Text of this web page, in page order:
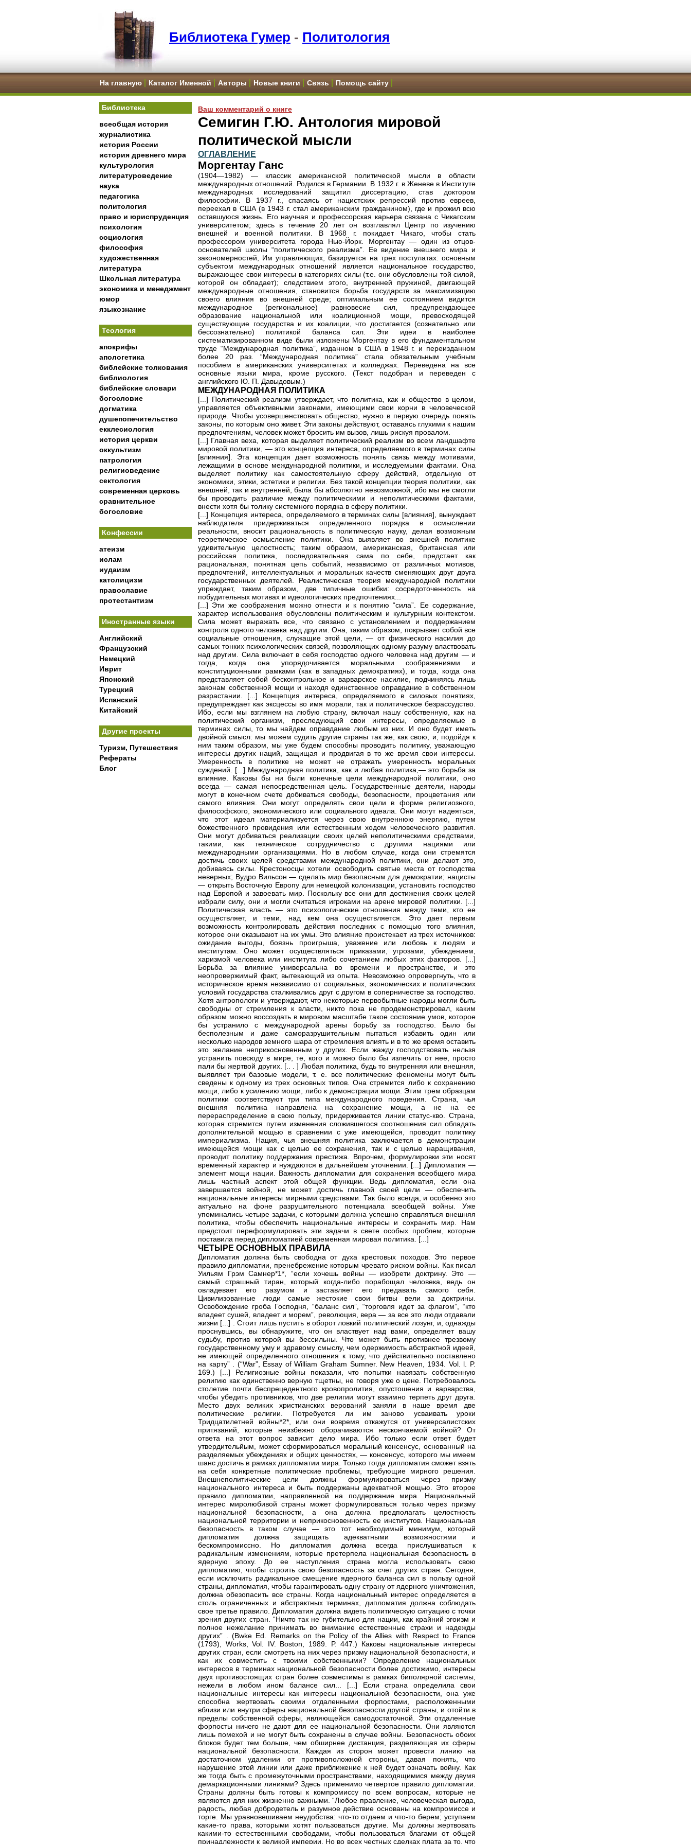
Библиотека Гумер - Политология
На главную Каталог Именной Авторы Новые книги Связь Помощь сайту
Библиотека
всеобщая история
журналистика
история России
история древнего мира
культурология
литературоведение
наука
педагогика
политология
право и юриспруденция
психология
социология
философия
художественная
литература
Школьная литература
экономика и менеджмент
юмор
языкознание
Теология
апокрифы
апологетика
библейские толкования
библиология
библейские словари
богословие
догматика
душепопечительство
екклесиология
история церкви
оккультизм
патрология
религиоведение
сектология
современная церковь
сравнительное
богословие
Конфессии
атеизм
ислам
иудаизм
католицизм
православие
протестантизм
Иностранные языки
Английский
Французский
Немецкий
Иврит
Японский
Турецкий
Испанский
Китайский
Другие проекты
Туризм, Путешествия
Рефераты
Блог
Ваш комментарий о книге
Семигин Г.Ю. Антология мировой
политической мысли
ОГЛАВЛЕНИЕ
Моргентау Ганс
(1904—1982) — классик американской политической мысли в области
международных отношений. Родился в Германии. В 1932 г. в Женеве в Институте
международных исследований защитил диссертацию, став доктором
философии. В 1937 г., спасаясь от нацистских репрессий против евреев,
переехал в США (в 1943 г. стал американским гражданином), где и прожил всю
оставшуюся жизнь. Его научная и профессорская карьера связана с Чикагским
университетом; здесь в течение 20 лет он возглавлял Центр по изучению
внешней и военной политики. В 1968 г. покидает Чикаго, чтобы стать
профессором университета города Нью-Йорк. Моргентау — один из отцов-
основателей школы “политического реализма”. Ее видение внешнего мира и
закономерностей, Им управляющих, базируется на трех постулатах: основным
субъектом международных отношений является национальное государство,
выражающее свои интересы в категориях силы (т.е. они обусловлены той силой,
которой он обладает); следствием этого, внутренней пружиной, двигающей
международные отношения, становится борьба государств за максимизацию
своего влияния во внешней среде; оптимальным ее состоянием видится
международное (региональное) равновесие сил, предупреждающее
образование национальной или коалиционной мощи, превосходящей
существующие государства и их коалиции, что достигается (сознательно или
бессознательно) политикой баланса сил. Эти идеи в наиболее
систематизированном виде были изложены Моргентау в его фундаментальном
труде “Международная политика”, изданном в США в 1948 г. и переизданном
более 20 раз. “Международная политика” стала обязательным учебным
пособием в американских университетах и колледжах. Переведена на все
основные языки мира, кроме русского. (Текст подобран и переведен с
английского Ю. П. Давыдовым.)
МЕЖДУНАРОДНАЯ ПОЛИТИКА
[...] Политический реализм утверждает, что политика, как и общество в целом,
управляется объективными законами, имеющими свои корни в человеческой
природе. Чтобы усовершенствовать общество, нужно в первую очередь понять
законы, по которым оно живет. Эти законы действуют, оставаясь глухими к нашим
предпочтениям, человек может бросить им вызов, лишь рискуя провалом.
[...] Главная веха, которая выделяет политический реализм во всем ландшафте
мировой политики, — это концепция интереса, определяемого в терминах силы
[влияния]. Эта концепция дает возможность понять связь между мотивами,
лежащими в основе международной политики, и исследуемыми фактами. Она
выделяет политику как самостоятельную сферу действий, отдельную от
экономики, этики, эстетики и религии. Без такой концепции теория политики, как
внешней, так и внутренней, была бы абсолютно невозможной, ибо мы не смогли
бы проводить различие между политическими и неполитическими фактами,
внести хотя бы толику системного порядка в сферу политики.
[...] Концепция интереса, определяемого в терминах силы [влияния], вынуждает
наблюдателя придерживаться определенного порядка в осмыслении
реальности, вносит рациональность в политическую науку, делая возможным
теоретическое осмысление политики. Она выявляет во внешней политике
удивительную целостность; таким образом, американская, британская или
российская политика, последовательная сама по себе, предстает как
рациональная, понятная цепь событий, независимо от различных мотивов,
предпочтений, интеллектуальных и моральных качеств сменяющих друг друга
государственных деятелей. Реалистическая теория международной политики
упреждает, таким образом, две типичные ошибки: сосредоточенность на
побудительных мотивах и идеологических предпочтениях...
[...] Эти же соображения можно отнести и к понятию “сила”. Ее содержание,
характер использования обусловлены политическим и культурным контекстом.
Сила может выражать все, что связано с установлением и поддержанием
контроля одного человека над другим. Она, таким образом, покрывает собой все
социальные отношения, служащие этой цели, — от физического насилия до
самых тонких психологических связей, позволяющих одному разуму властвовать
над другим. Сила включает в себя господство одного человека над другим — и
тогда, когда она упорядочивается моральными соображениями и
конституционными рамками (как в западных демократиях), и тогда, когда она
представляет собой бесконтрольное и варварское насилие, подчиняясь лишь
законам собственной мощи и находя единственное оправдание в собственном
разрастании. [...] Концепция интереса, определяемого в силовых понятиях,
предупреждает как эксцессы во имя морали, так и политическое безрассудство.
Ибо, если мы взглянем на любую страну, включая нашу собственную, как на
политический организм, преследующий свои интересы, определяемые в
терминах силы, то мы найдем оправдание любым из них. И оно будет иметь
двойной смысл: мы можем судить другие страны так же, как свою, и, подойдя к
ним таким образом, мы уже будем способны проводить политику, уважающую
интересы других наций, защищая и продвигая в то же время свои интересы.
Умеренность в политике не может не отражать умеренность моральных
суждений. [...] Международная политика, как и любая политика,— это борьба за
влияние. Каковы бы ни были конечные цели международной политики, оно
всегда — самая непосредственная цель. Государственные деятели, народы
могут в конечном счете добиваться свободы, безопасности, процветания или
самого влияния. Они могут определять свои цели в форме религиозного,
философского, экономического или социального идеала. Они могут надеяться,
что этот идеал материализуется через свою внутреннюю энергию, путем
божественного провидения или естественным ходом человеческого развития.
Они могут добиваться реализации своих целей неполитическими средствами,
такими, как техническое сотрудничество с другими нациями или
международными организациями. Но в любом случае, когда они стремятся
достичь своих целей средствами международной политики, они делают это,
добиваясь силы. Крестоносцы хотели освободить святые места от господства
неверных; Вудро Вильсон — сделать мир безопасным для демократии; нацисты
— открыть Восточную Европу для немецкой колонизации, установить господство
над Европой и завоевать мир. Поскольку все они для достижения своих целей
избрали силу, они и могли считаться игроками на арене мировой политики. [...]
Политическая власть — это психологические отношения между теми, кто ее
осуществляет, и теми, над кем она осуществляется. Это дает первым
возможность контролировать действия последних с помощью того влияния,
которое они оказывают на их умы. Это влияние проистекает из трех источников:
ожидание выгоды, боязнь проигрыша, уважение или любовь к людям и
институтам. Оно может осуществляться приказами, угрозами, убеждением,
харизмой человека или института либо сочетанием любых этих факторов. [...]
Борьба за влияние универсальна во времени и пространстве, и это
неопровержимый факт, вытекающий из опыта. Невозможно опровергнуть, что в
историческое время независимо от социальных, экономических и политических
условий государства сталкивались друг с другом в соперничестве за господство.
Хотя антропологи и утверждают, что некоторые первобытные народы могли быть
свободны от стремления к власти, никто пока не продемонстрировал, каким
образом можно воссоздать в мировом масштабе такое состояние умов, которое
бы устранило с международной арены борьбу за господство. Было бы
бесполезным и даже саморазрушительным пытаться избавить один или
несколько народов земного шара от стремления влиять и в то же время оставить
это желание неприкосновенным у других. Если жажду господствовать нельзя
устранить повсюду в мире, те, кого и можно было бы излечить от нее, просто
пали бы жертвой других. [.. . ] Любая политика, будь то внутренняя или внешняя,
выявляет три базовые модели, т. е. все политические феномены могут быть
сведены к одному из трех основных типов. Она стремится либо к сохранению
мощи, либо к усилению мощи, либо к демонстрации мощи. Этим трем образцам
политики соответствуют три типа международного поведения. Страна, чья
внешняя политика направлена на сохранение мощи, а не на ее
перераспределение в свою пользу, придерживается линии статус-кво. Страна,
которая стремится путем изменения сложившегося соотношения сил обладать
дополнительной мощью в сравнении с уже имеющейся, проводит политику
империализма. Нация, чья внешняя политика заключается в демонстрации
имеющейся мощи как с целью ее сохранения, так и с целью наращивания,
проводит политику поддержания престижа. Впрочем, формулировки эти носят
временный характер и нуждаются в дальнейшем уточнении. [...] Дипломатия —
элемент мощи нации. Важность дипломатии для сохранения всеобщего мира
лишь частный аспект этой общей функции. Ведь дипломатия, если она
завершается войной, не может достичь главной своей цели — обеспечить
национальные интересы мирными средствами. Так было всегда, и особенно это
актуально на фоне разрушительного потенциала всеобщей войны. Уже
упоминались четыре задачи, с которыми должна успешно справляться внешняя
политика, чтобы обеспечить национальные интересы и сохранить мир. Нам
предстоит переформулировать эти задачи в свете особых проблем, которые
поставила перед дипломатией современная мировая политика. [...]
ЧЕТЫРЕ ОСНОВНЫХ ПРАВИЛА
Дипломатия должна быть свободна от духа крестовых походов. Это первое
правило дипломатии, пренебрежение которым чревато риском войны. Как писал
Уильям Грэм Самнер*1*, “если хочешь войны — изобрети доктрину. Это —
самый страшный тиран, который когда-либо порабощал человека, ведь он
овладевает его разумом и заставляет его предавать самого себя.
Цивилизованные люди самые жестокие свои битвы вели за доктрины.
Освобождение гроба Господня, “баланс сил”, “торговля идет за флагом”, “кто
владеет сушей, владеет и морем”, революция, вера — за все это люди отдавали
жизни [...] . Стоит лишь пустить в оборот ловкий политический лозунг, и, однажды
проснувшись, вы обнаружите, что он властвует над вами, определяет вашу
судьбу, против которой вы бессильны. Что может быть противнее трезвому
государственному уму и здравому смыслу, чем одержимость абстрактной идеей,
не имеющей определенного отношения к тому, что действительно поставлено
на карту” . (“War”, Essay of William Graham Sumner. New Heaven, 1934. Vol. l. P.
169.) [...] Религиозные войны показали, что попытки навязать собственную
религию как единственно верную тщетны, не говоря уже о цене. Потребовалось
столетие почти беспрецедентного кровопролития, опустошения и варварства,
чтобы убедить противников, что две религии могут взаимно терпеть друг друга.
Место двух великих христианских верований заняли в наше время две
политические религии. Потребуется ли им заново усваивать уроки
Тридцатилетней войны*2*, или они вовремя откажутся от универсалистских
притязаний, которые неизбежно оборачиваются нескончаемой войной? От
ответа на этот вопрос зависит дело мира. Ибо только если ответ будет
утвердительйым, может сформироваться моральный консенсус, основанный на
разделяемых убеждениях и общих ценностях, — консенсус, которого мы имеем
шанс достичь в рамках дипломатии мира. Только тогда дипломатия сможет взять
на себя конкретные политические проблемы, требующие мирного решения.
Внешнеполитические цели должны формулироваться через призму
национального интереса и быть поддержаны адекватной мощью. Это второе
правило дипломатии, направленной на поддержание мира. Национальный
интерес миролюбивой страны может формулироваться только через призму
национальной безопасности, а она должна предполагать целостность
национальной территории и неприкосновенность ее институтов. Национальная
безопасность в таком случае — это тот необходимый минимум, который
дипломатия должна защищать адекватными возможностями и
бескомпромиссно. Но дипломатия должна всегда прислушиваться к
радикальным изменениям, которые претерпела национальная безопасность в
ядерную эпоху. До ее наступления страна могла использовать свою
дипломатию, чтобы строить свою безопасность за счет других стран. Сегодня,
если исключить радикальное смещение ядерного баланса сил в пользу одной
страны, дипломатия, чтобы гарантировать одну страну от ядерного уничтожения,
должна обезопасить все страны. Когда национальный интерес определяется в
столь ограниченных и абстрактных терминах, дипломатия должна соблюдать
свое третье правило. Дипломатия должна видеть политическую ситуацию с точки
зрения других стран. “Ничто так не губительно для нации, как крайний эгоизм и
полное нежелание принимать во внимание естественные страхи и надежды
других” . (Bwke Ed. Remarks on the Policy of the Allies with Respect to France
(1793), Works, Vol. IV. Boston, 1989. P. 447.) Каковы национальные интересы
других стран, если смотреть на них через призму национальной безопасности, и
как их совместить с твоими собственными? Определение национальных
интересов в терминах национальной безопасности более достижимо, интересы
двух противостоящих стран более совместимы в рамках биполярной системы,
нежели в любом ином балансе сил... [...] Если страна определила свои
национальные интересы как интересы национальной безопасности, она уже
способна жертвовать своими отдаленными форпостами, расположенными
вблизи или внутри сферы национальной безопасности другой страны, и отойти в
пределы собственной сферы, являющейся самодостаточной. Эти отдаленные
форпосты ничего не дают для ее национальной безопасности. Они являются
лишь помехой и не могут быть сохранены в случае войны. Безопасность обоих
блоков будет тем больше, чем обширнее дистанция, разделяющая их сферы
национальной безопасности. Каждая из сторон может провести линию на
достаточном удалении от противоположной стороны, давая понять, что
нарушение этой линии или даже приближение к ней будет означать войну. Как
же тогда быть с промежуточными пространствами, находящимися между двумя
демаркационными линиями? Здесь применимо четвертое правило дипломатии.
Страны должны быть готовы к компромиссу по всем вопросам, которые не
являются для них жизненно важными. “Любое правление, человеческая выгода,
радость, любая добродетель и разумное действие основаны на компромиссе и
торге. Мы уравновешиваем неудобства: что-то отдаем и что-то берем; уступаем
какие-то права, которыми хотят пользоваться другие. Мы должны жертвовать
какими-то естественными свободами, чтобы пользоваться благами от общей
принадлежности к великой империи. Но во всех честных сделках плата за то, что